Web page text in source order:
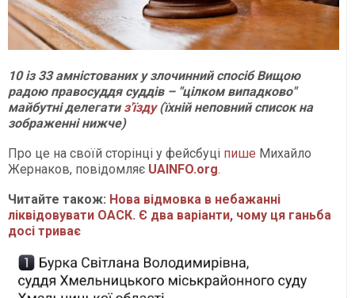
10 із 33 амністованих у злочинний спосіб Вищою
радою правосуддя суддів – "цілком випадково"
майбутні делегати з'їзду(їхній неповний список на
зображенні нижче)
Про це на своїй сторінці у фейсбуці пише Михайло
Жернаков, повідомляє UAINFO.org.
Читайте також: Нова відмовка в небажанні
ліквідовувати ОАСК. Є два варіанти, чому ця ганьба
досі триває